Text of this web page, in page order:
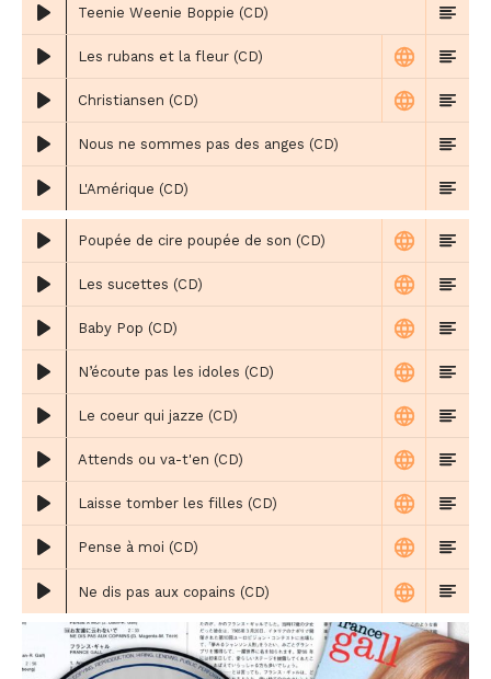
Teenie Weenie Boppie (CD)
Les rubans et la fleur (CD)
Christiansen (CD)
Nous ne sommes pas des anges (CD)
L'Amérique (CD)
Poupée de cire poupée de son (CD)
Les sucettes (CD)
Baby Pop (CD)
N’écoute pas les idoles (CD)
Le coeur qui jazze (CD)
Attends ou va-t'en (CD)
Laisse tomber les filles (CD)
Pense à moi (CD)
Ne dis pas aux copains (CD)